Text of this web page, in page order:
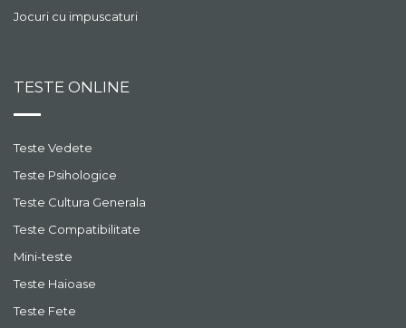
Jocuri cu impuscaturi
TESTE ONLINE
Teste Vedete
Teste Psihologice
Teste Cultura Generala
Teste Compatibilitate
Mini-teste
Teste Haioase
Teste Fete